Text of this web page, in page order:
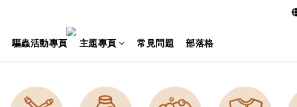
驅蟲活動專頁 主題專頁 常見問題 部落格